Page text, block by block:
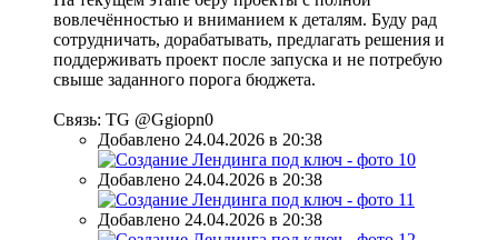
вовлечённостью и вниманием к деталям. Буду рад
сотрудничать, дорабатывать, предлагать решения и
поддерживать проект после запуска и не потребую
свыше заданного порога бюджета.
Связь: TG @Ggiopn0
Добавлено 24.04.2026 в 20:38
Добавлено 24.04.2026 в 20:38
Добавлено 24.04.2026 в 20:38